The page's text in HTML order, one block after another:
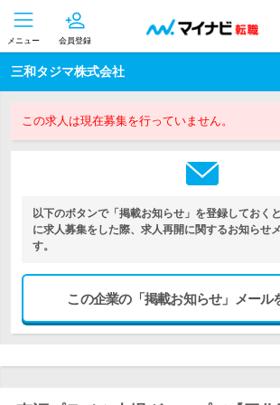
メニュー 会員登録
三和タジマ株式会社
この求人は現在募集を行っていません。
以下のボタンで「掲載お知らせ」を登録しておく
に求人募集をした際、求人再開に関するお知らせ
す。
この企業の「掲載お知らせ」メール